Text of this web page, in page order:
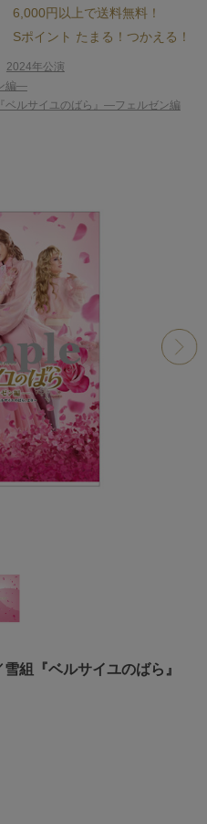
6,000円以上で送料無料！
Sポイント たまる！つかえる！
2024年公演
編―
ベルサイユのばら』―フェルゼン編
組『ベルサイユのばら』